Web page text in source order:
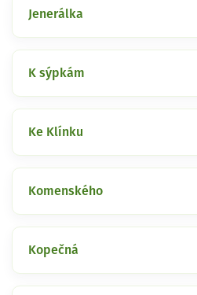
Jenerálka
K sýpkám
Ke Klínku
Komenského
Kopečná